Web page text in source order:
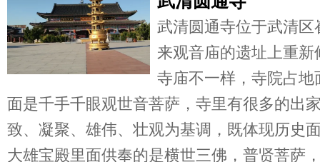
武清圆通寺位于武清
来观音庙的遗址上重
寺庙不一样，寺院占
面是千手千眼观世音菩萨，寺里有很多的出
致、凝聚、雄伟、壮观为基调，既体现历史
大雄宝殿里面供奉的是横世三佛，普贤菩萨